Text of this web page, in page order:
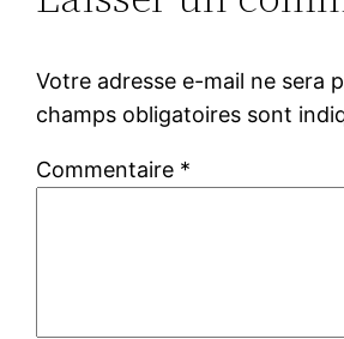
Votre adresse e-mail ne sera
champs obligatoires sont
Commentaire *